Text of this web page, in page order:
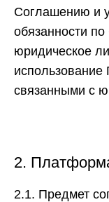
Соглашению и
обязанности
юридическое
связанными с
2.
2.1. Предмет